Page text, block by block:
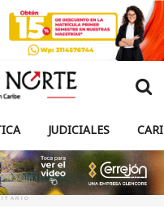
JUDICIALES